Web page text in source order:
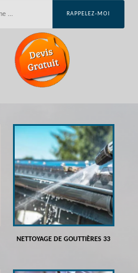
NETTOYAGE DE GOUTTIÈRES 33